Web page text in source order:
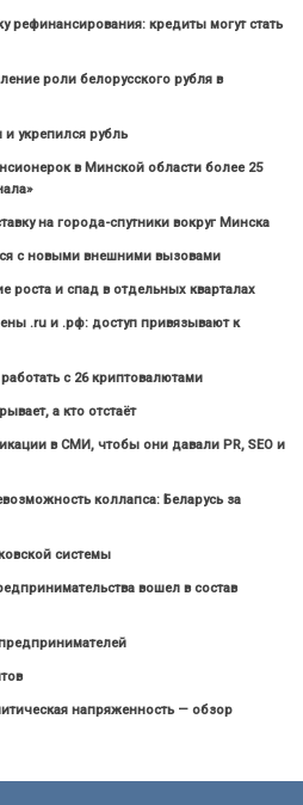
рефинансирования: кредиты могут стать
роли белорусского рубля в
укрепился рубль
в Минской области более 25
на города-спутники вокруг Минска
с новыми внешними вызовами
роста и спад в отдельных кварталах
.ru и .рф: доступ привязывают к
с 26 криптовалютами
а кто отстаёт
в СМИ, чтобы они давали PR, SEO и
коллапса: Беларусь за
системы
вошел в состав
напряженность — обзор